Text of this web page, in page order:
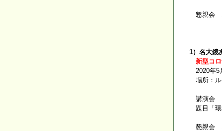
懇親会
1）名大鏡
新型コ
2020年5
場所：
講演会
題目「環
懇親会